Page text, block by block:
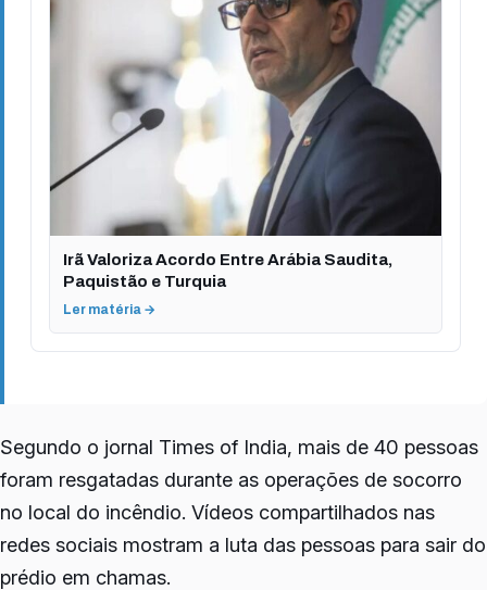
Irã Valoriza Acordo Entre Arábia Saudita,
Paquistão e Turquia
Ler matéria →
Segundo o jornal Times of India, mais de 40 pessoas
foram resgatadas durante as operações de socorro
no local do incêndio. Vídeos compartilhados nas
redes sociais mostram a luta das pessoas para sair do
prédio em chamas.